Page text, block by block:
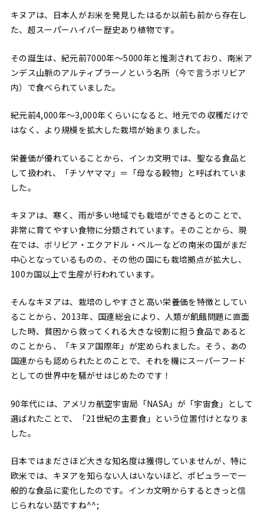
キヌアは、日本人がお米を発見したはるか以前も前から存在し
た、超スーパーハイパー歴史あり植物です。
その誕生は、紀元前7000年〜5000年と推測されており、南米ア
ンデス山脈のアルティプラーノという名所（今で言うボリビア
内）で食べられていました。
紀元前4,000年〜3,000年くらいになると、地元での収穫だけで
はなく、より規模を拡大した栽培が始まりました。
栄養価が優れていることから、インカ文明では、聖なる食品と
して扱われ、「チソヤママ」＝「母なる穀物」と呼ばれていま
した。
キヌアは、寒く、雨が多い地域でも栽培ができるとのことで、
非常に育てやすい食物に分類されています。そのことから、現
在では、ボリビア・エクアドル・ペルーなどの南米の国がまだ
中心となっているものの、その他の国にも栽培拠点が拡大し、
100カ国以上で生産が行われています。
そんなキヌアは、栽培のしやすさと高い栄養価を特徴としてい
ることから、2013年、国連総会により、人類が飢餓問題に直面
した時、貧困から救ってくれる大きな役割に担う食品であると
のことから、「キヌア国際年」が定められました。そう、あの
国連からも認められたとのことで、それを機にスーパーフード
としての世界中を騒がせはじめたのです！
90年代には、アメリカ航空宇宙局「NASA」が「宇宙食」として
選ばれたことで、「21世紀の主要食」という位置付けとなりま
した。
日本ではまださほど大きな知名度は獲得していませんが、特に
欧米では、キヌアを知らない人はいないほど、ポピュラーで一
般的な食品に変化したのです。インカ文明からするときっと信
じられない話ですね^^;